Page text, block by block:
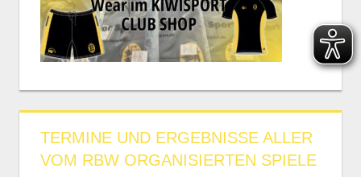
TERMINE UND ERGEBNISSE ALLER
VOM RBW ORGANISIERTEN SPIELE